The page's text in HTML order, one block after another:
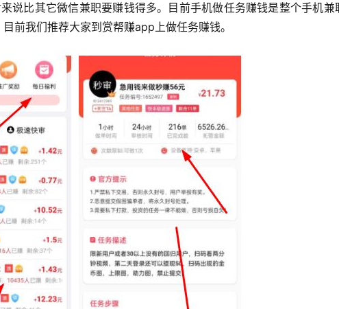
说比其它微信兼职要赚钱得多。目前手机做任务赚钱是整个手机兼
前我们推荐大家到赏帮赚app上做任务赚钱。